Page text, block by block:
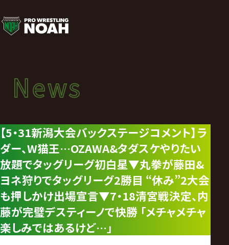
ニ
ュ
ー
ス
|
プ
ロ
レ
ス
News
ニュース
News
【5・31新潟大会バックステージコメント】ラ
ダー、W猫王…OZAWA&タダスケやりたい
放題でタッグリーグ初白星▼丸拳が藤田&
ヨネ狩りでタッグリーグ2勝目 “休み”2大会
も押しかけ出場宣言▼7・18清宮戦決定、内
藤が完璧デスティーノで快勝 「メチャメチャ
楽しみではあるけど…」